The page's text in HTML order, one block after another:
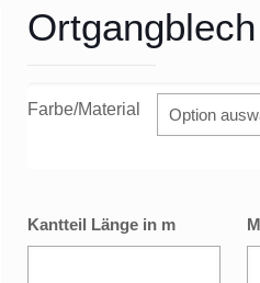
Farbe/Material
Kantteil Länge in m